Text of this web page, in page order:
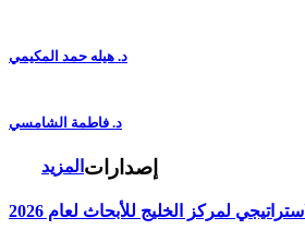
د. هيله حمد المكيمي
د. فاطمة الشامسي
المزيد إصدارات
لمركز الخليج للأبحاث لعام 2026